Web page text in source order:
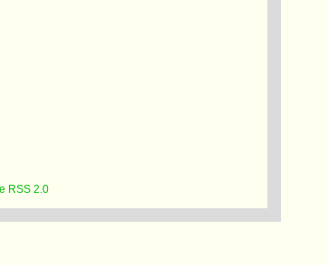
RSS 2.0